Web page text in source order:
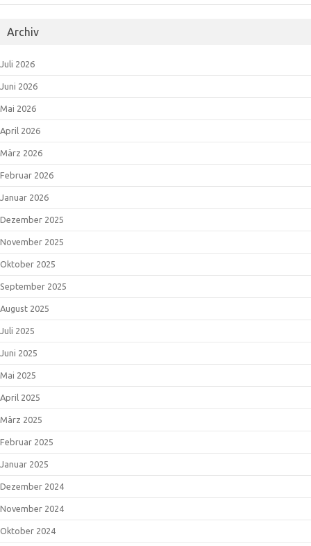
Archiv
Juli 2026
Juni 2026
Mai 2026
April 2026
März 2026
Februar 2026
Januar 2026
Dezember 2025
November 2025
Oktober 2025
September 2025
August 2025
Juli 2025
Juni 2025
Mai 2025
April 2025
März 2025
Februar 2025
Januar 2025
Dezember 2024
November 2024
Oktober 2024